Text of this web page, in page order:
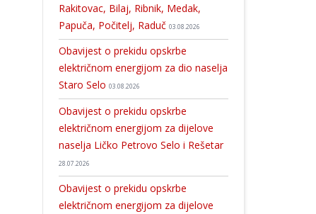
Rakitovac, Bilaj, Ribnik, Medak,
Papuča, Počitelj, Raduč 03.08.2026
Obavijest o prekidu opskrbe
električnom energijom za dio naselja
Staro Selo 03.08.2026
Obavijest o prekidu opskrbe
električnom energijom za dijelove
naselja Ličko Petrovo Selo i Rešetar
28.07.2026
Obavijest o prekidu opskrbe
električnom energijom za dijelove